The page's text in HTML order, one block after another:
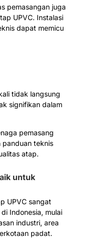
pemasangan juga
UPVC. Instalasi
dapat memicu
tidak langsung
signifikan dalam
pemasang
panduan teknis
atap.
untuk
UPVC sangat
Indonesia, mulai
industri, area
padat.